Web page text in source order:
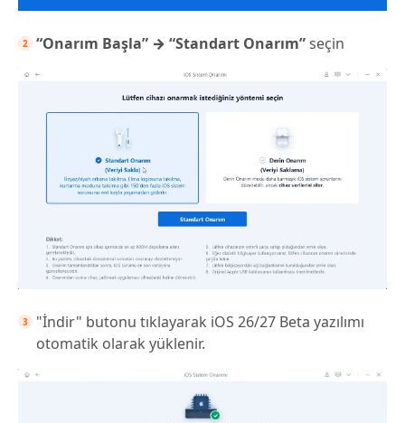
“Onarım Başla” → “Standart Onarım”seçin
"İndir" butonu tıklayarak iOS 26/27 Beta yazılımı
otomatik olarak yüklenir.